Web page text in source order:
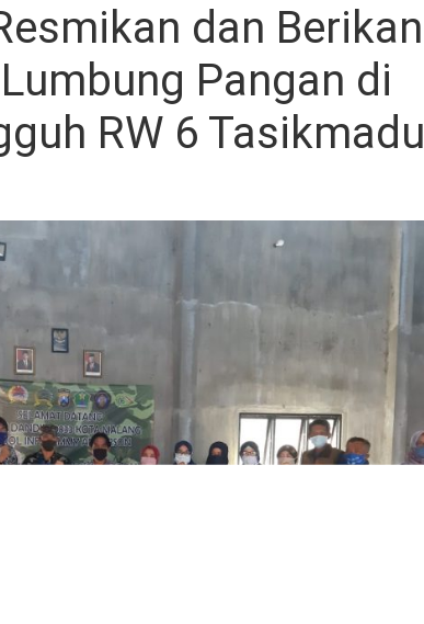
dan Berikan
Pangan di
RW 6 Tasikmadu